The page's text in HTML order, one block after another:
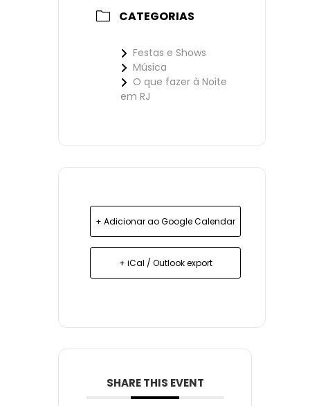
CATEGORIAS
Festas e Shows
Música
O que fazer à Noite
em RJ
+ Adicionar ao Google Calendar
+ iCal / Outlook export
SHARE THIS EVENT